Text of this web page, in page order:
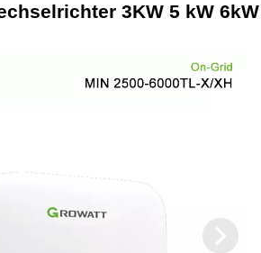
3KW 5 kW 6kW